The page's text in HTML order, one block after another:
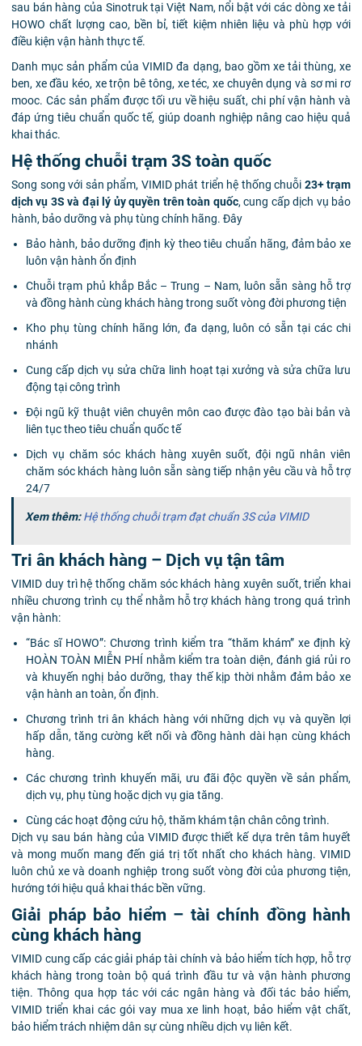
sau bán hàng của Sinotruk tại Việt Nam, nổi bật với các dòng xe tải
HOWO chất lượng cao, bền bỉ, tiết kiệm nhiên liệu và phù hợp với
điều kiện vận hành thực tế.
Danh mục sản phẩm của VIMID đa dạng, bao gồm xe tải thùng, xe
ben, xe đầu kéo, xe trộn bê tông, xe téc, xe chuyên dụng và sơ mi rơ
mooc. Các sản phẩm được tối ưu về hiệu suất, chi phí vận hành và
đáp ứng tiêu chuẩn quốc tế, giúp doanh nghiệp nâng cao hiệu quả
khai thác.
Hệ thống chuỗi trạm 3S toàn quốc
Song song với sản phẩm, VIMID phát triển hệ thống chuỗi 23+ trạm
dịch vụ 3S và đại lý ủy quyền trên toàn quốc, cung cấp dịch vụ bảo
hành, bảo dưỡng và phụ tùng chính hãng. Đây
Bảo hành, bảo dưỡng định kỳ theo tiêu chuẩn hãng, đảm bảo xe
luôn vận hành ổn định
Chuỗi trạm phủ khắp Bắc – Trung – Nam, luôn sẵn sàng hỗ trợ
và đồng hành cùng khách hàng trong suốt vòng đời phương tiện
Kho phụ tùng chính hãng lớn, đa dạng, luôn có sẵn tại các chi
nhánh
Cung cấp dịch vụ sửa chữa linh hoạt tại xưởng và sửa chữa lưu
động tại công trình
Đội ngũ kỹ thuật viên chuyên môn cao được đào tạo bài bản và
liên tục theo tiêu chuẩn quốc tế
Dịch vụ chăm sóc khách hàng xuyên suốt, đội ngũ nhân viên
chăm sóc khách hàng luôn sẵn sàng tiếp nhận yêu cầu và hỗ trợ
24/7
Xem thêm: Hệ thống chuỗi trạm đạt chuẩn 3S của VIMID
Tri ân khách hàng – Dịch vụ tận tâm
VIMID duy trì hệ thống chăm sóc khách hàng xuyên suốt, triển khai
nhiều chương trình cụ thể nhằm hỗ trợ khách hàng trong quá trình
vận hành:
“Bác sĩ HOWO”: Chương trình kiểm tra “thăm khám” xe định kỳ
HOÀN TOÀN MIỄN PHÍ nhằm kiểm tra toàn diện, đánh giá rủi ro
và khuyến nghị bảo dưỡng, thay thế kịp thời nhằm đảm bảo xe
vận hành an toàn, ổn định.
Chương trình tri ân khách hàng với những dịch vụ và quyền lợi
hấp dẫn, tăng cường kết nối và đồng hành dài hạn cùng khách
hàng.
Các chương trình khuyến mãi, ưu đãi độc quyền về sản phẩm,
dịch vụ, phụ tùng hoặc dịch vụ gia tăng.
Cùng các hoạt động cứu hộ, thăm khám tận chân công trình.
Dịch vụ sau bán hàng của VIMID được thiết kế dựa trên tâm huyết
và mong muốn mang đến giá trị tốt nhất cho khách hàng. VIMID
luôn chủ xe và doanh nghiệp trong suốt vòng đời của phương tiện,
hướng tới hiệu quả khai thác bền vững.
Giải pháp bảo hiểm – tài chính đồng hành
cùng khách hàng
VIMID cung cấp các giải pháp tài chính và bảo hiểm tích hợp, hỗ trợ
khách hàng trong toàn bộ quá trình đầu tư và vận hành phương
tiện. Thông qua hợp tác với các ngân hàng và đối tác bảo hiểm,
VIMID triển khai các gói vay mua xe linh hoạt, bảo hiểm vật chất,
bảo hiểm trách nhiệm dân sự cùng nhiều dịch vụ liên kết.